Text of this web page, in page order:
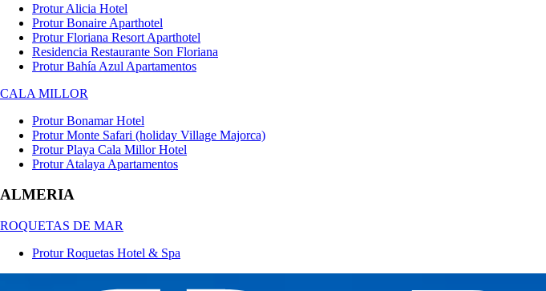
Protur Alicia Hotel
Protur Bonaire Aparthotel
Protur Floriana Resort Aparthotel
Residencia Restaurante Son Floriana
Protur Bahía Azul Apartamentos
CALA MILLOR
Protur Bonamar Hotel
Protur Monte Safari (holiday Village Majorca)
Protur Playa Cala Millor Hotel
Protur Atalaya Apartamentos
ALMERIA
ROQUETAS DE MAR
Protur Roquetas Hotel & Spa